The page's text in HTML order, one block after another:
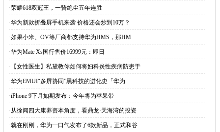
·荣耀618双冠王，一骑绝尘五年连胜
·华为新款折叠屏手机来袭 价格还会炒到10万？
·如果小米、OV等厂商都支持华为HMS，那HM
·华为Mate Xs国行售价16999元：即日
· 【女性医生】私黛教你如何将妇科炎性疾病防患于
·华为EMUI“多屏协同”黑科技的进化史「华为
·iPhone 9下月如期发布：今年将为苹果带
·从徐闻四大康养资本角度，看鼎龙·天海湾的投资
·就在刚刚，华为一口气发布了6款新品，正式和谷